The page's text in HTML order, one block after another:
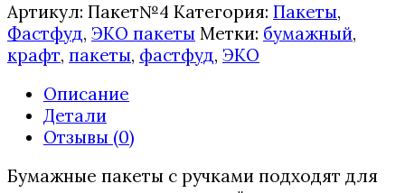
Артикул: Пакет№4 Категория: Пакеты,
Фастфуд, ЭКО пакеты Метки: бумажный,
крафт, пакеты, фастфуд, ЭКО
Описание
Детали
Отзывы (0)
Бумажные пакеты с ручками подходят для